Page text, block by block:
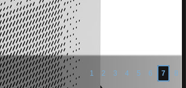
1 2 3 4 5 6 7 8